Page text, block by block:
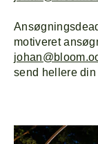
motiveret
send hellere